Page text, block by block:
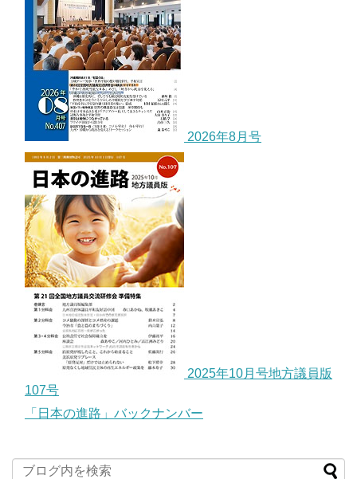
2026年8月号
2025年10月号地方議員版
107号
「日本の進路」バックナンバー